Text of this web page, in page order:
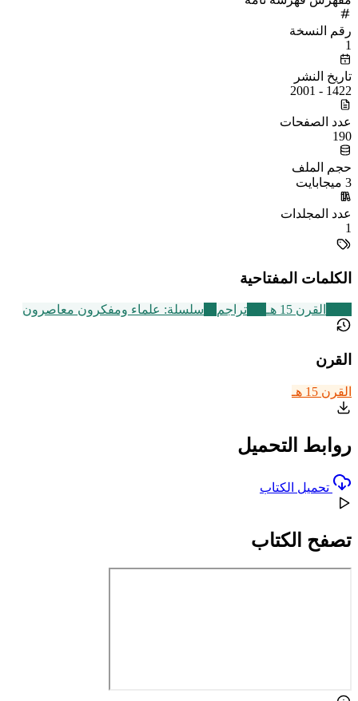
رقم النسخة
1
تاريخ النشر
1422 - 2001
عدد الصفحات
190
حجم الملف
3 ميجابايت
عدد المجلدات
1
الكلمات المفتاحية
القرن 15 هـ تراجم سلسلة: علماء ومفكرون معاصرون
القرن
القرن 15 هـ
روابط التحميل
تحميل الكتاب
تصفح الكتاب